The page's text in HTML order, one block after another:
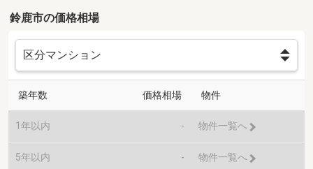
鈴鹿市の価格相場
築年数 価格相場 物件
1年以内 - 物件一覧へ
5年以内 - 物件一覧へ